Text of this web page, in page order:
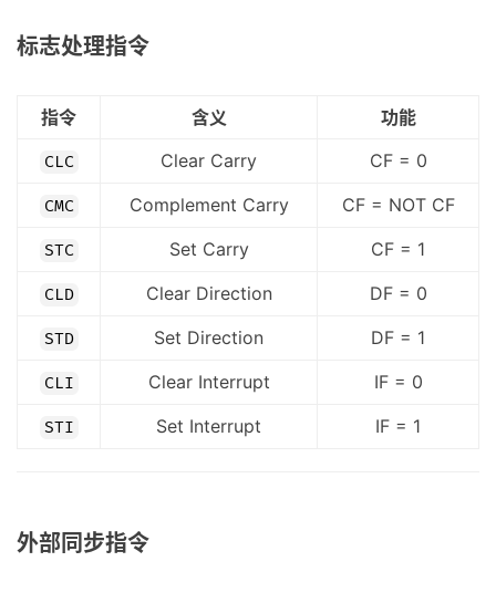
标志处理指令
指令 含义 功能
CLC Clear Carry CF = 0
CMC Complement Carry CF = NOT CF
STC Set Carry CF = 1
CLD Clear Direction DF = 0
STD Set Direction DF = 1
CLI Clear Interrupt IF = 0
STI Set Interrupt IF = 1
外部同步指令